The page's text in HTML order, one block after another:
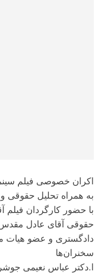
اکران خصوصی فیلم
به همراه تحلیل حقوقی
با حضور کارگردان فیلم
حقوقی آقای عادل
دادگستری و عضو هیات
سخنران‌ها
ا.دکتر عباس نعیمی